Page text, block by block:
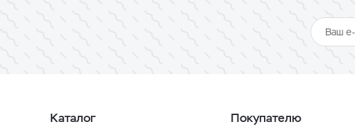
Каталог Покупателю